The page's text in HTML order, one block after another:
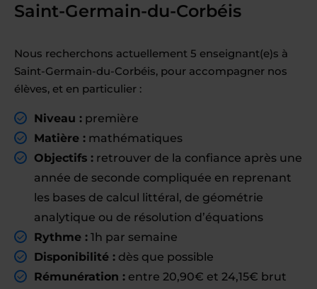
Saint-Germain-du-Corbéis
Nous recherchons actuellement 5 enseignant(e)s à
Saint-Germain-du-Corbéis, pour accompagner nos
élèves, et en particulier :
Niveau : première
Matière : mathématiques
Objectifs : retrouver de la confiance après une
année de seconde compliquée en reprenant
les bases de calcul littéral, de géométrie
analytique ou de résolution d’équations
Rythme : 1h par semaine
Disponibilité : dès que possible
Rémunération : entre 20,90€ et 24,15€ brut